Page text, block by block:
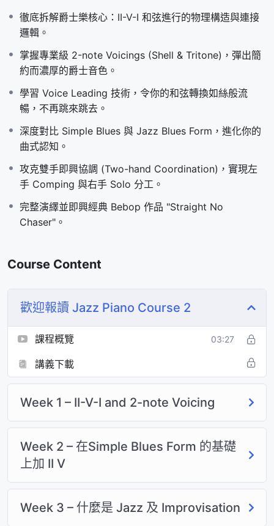
【5 星期進階路徑：由理論
到現場 Jam Session】
Week 1：爵士 DNA (II-V-I &
Voice Leading)
握流暢嘅 Voice Leading，令和弦轉換唔再生硬。
Assignment 01：錄製指定調性嘅 II-V-I Voice
Leading 練習。
Voicings)
學習 Shell & Tritone Voicings。用最少嘅手指，
彈出最濃厚嘅「爵士味」。
Assignment 02
：結合 2-note Voicing 與
Voice Leading 嘅實戰錄音。
Week 3：Jazz Blues 進化
論 (Straight No Chaser)
對比 Simple Blues 與 Jazz Blues Form。全面拆
解 Monk 名曲 “Straight No Chaser”。
Assignment 03：使用 2-note Voicing 演繹
Straight No Chaser 伴奏。
徹底拆解爵士樂核心：II-V-I 和弦進行的物理構造與連接
邏輯。
掌握專業級 2-note Voicings (Shell & Tritone)，彈出簡
約而濃厚的爵士音色。
學習 Voice Leading 技術，令你的和弦轉換如絲般流
暢，不再跳來跳去。
深度對比 Simple Blues 與 Jazz Blues Form，進化你的
曲式認知。
攻克雙手即興協調 (Two-hand Coordination)，實現左
手 Comping 與右手 Solo 分工。
完整演繹並即興經典 Bebop 作品 "Straight No
Chaser"。
Course Content
歡迎報讀 Jazz Piano Course 2
課程概覽 03:27
講義下載
Week 1 – II-V-I and 2-note Voicing
Week 2 – 在Simple Blues Form 的基礎
上加 II V
Week 3 – 什麼是 Jazz 及 Improvisation